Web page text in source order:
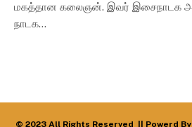
மகத்தான கலைஞன். இவர் இசைநாடக
நாடக…
© 2023 All Rights Reserved || Powerd By